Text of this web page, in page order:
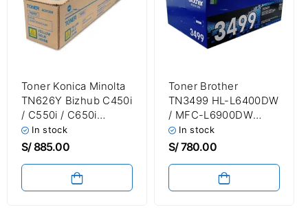
Toner Konica Minolta
TN626Y Bizhub C450i
/ C550i / C650i
Amarillo 28,000
Paginas
In stock
S/885.00
Toner Brother
TN3499 HL-L6400DW
/ MFC-L6900DW
Negro 20,000 Páginas
In stock
S/780.00